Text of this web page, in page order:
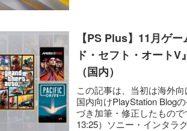
【PS Plus】11月ゲ
ド・セフト・オート
（国内）
この記事は、当初は海外
国内向けPlayStation Blog
づき加筆・修正したもの
13:25）ソニー・インタラ